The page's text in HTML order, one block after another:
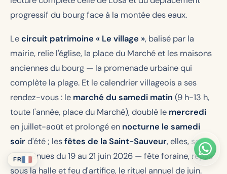
progressif du bourg face à la montée des eaux.
Lecircuit patrimoine « Le village », balisé par la
mairie, relie l'église, la place du Marché et les maisons
anciennes du bourg — la promenade urbaine qui
complète la plage. Et le calendrier villageois a ses
rendez-vous : le marché du samedi matin (9 h-13 h,
toute l'année, place du Marché), doublé le mercredi
en juillet-août et prolongé en nocturne le samedi
soird'été ; lesfêtes de la Saint-Sauveur, elles, se
sont tenues du 19 au 21 juin 2026 — fête foraine, repas
sous la halle et feu d'artifice, le rituel annuel de juin.
FR